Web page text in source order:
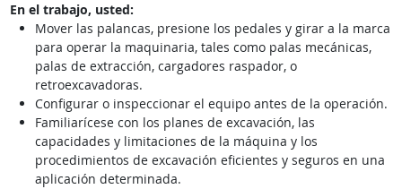
En el trabajo, usted:
Mover las palancas, presione los pedales y girar a la marca
para operar la maquinaria, tales como palas mecánicas,
palas de extracción, cargadores raspador, o
retroexcavadoras.
Configurar o inspeccionar el equipo antes de la operación.
Familiarícese con los planes de excavación, las
capacidades y limitaciones de la máquina y los
procedimientos de excavación eficientes y seguros en una
aplicación determinada.